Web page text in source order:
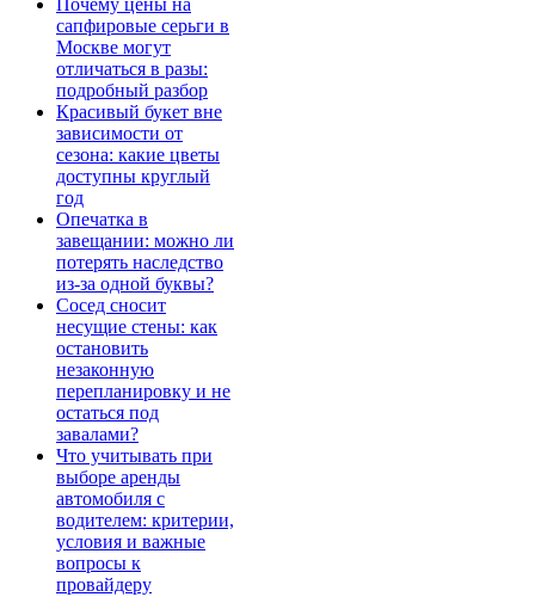
Почему цены на
сапфировые серьги в
Москве могут
отличаться в разы:
подробный разбор
Красивый букет вне
зависимости от
сезона: какие цветы
доступны круглый
год
Опечатка в
завещании: можно ли
потерять наследство
из-за одной буквы?
Сосед сносит
несущие стены: как
остановить
незаконную
перепланировку и не
остаться под
завалами?
Что учитывать при
выборе аренды
автомобиля с
водителем: критерии,
условия и важные
вопросы к
провайдеру